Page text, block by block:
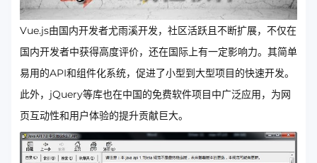
Vue.js由国内开发者尤雨溪开发，社区活跃且不断扩展，不仅在
国内开发者中获得高度评价，还在国际上有一定影响力。其简单
易用的API和组件化系统，促进了小型到大型项目的快速开发。
此外，jQuery等库也在中国的免费软件项目中广泛应用，为网
页互动性和用户体验的提升贡献巨大。